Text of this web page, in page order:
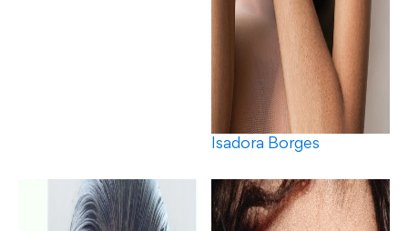
Isadora Borges